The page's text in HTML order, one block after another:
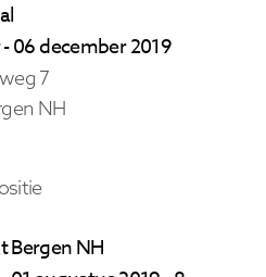
06 december 2019
7
NH
Bergen NH